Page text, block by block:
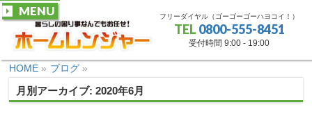
フリーダイヤル（ゴーゴーゴーハヨコイ！）
TEL 0800-555-8451
受付時間 9:00 - 19:00
MENU
HOME » ブログ »
月別アーカイブ: 2020年6月